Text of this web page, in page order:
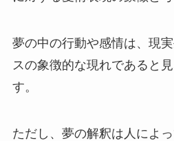
夢の中の行動や感情は、現
スの象徴的な現れであると
す。
ただし、夢の解釈は人によ